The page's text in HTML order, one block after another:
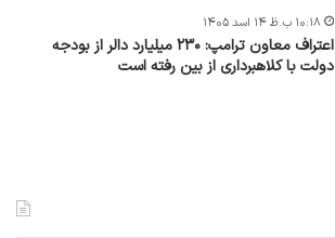
اعتراف معاون ترامپ: ۲۳۰ میلیارد دالر از بودجه
دولت با کلاهبرداری از بین رفته است
۱۰:۱۸ ب.ظ ۱۴ اسد ۱۴۰۵